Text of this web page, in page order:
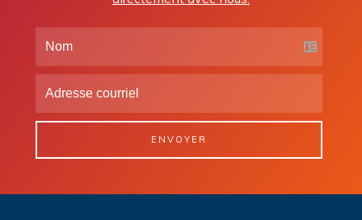
ENVOYER